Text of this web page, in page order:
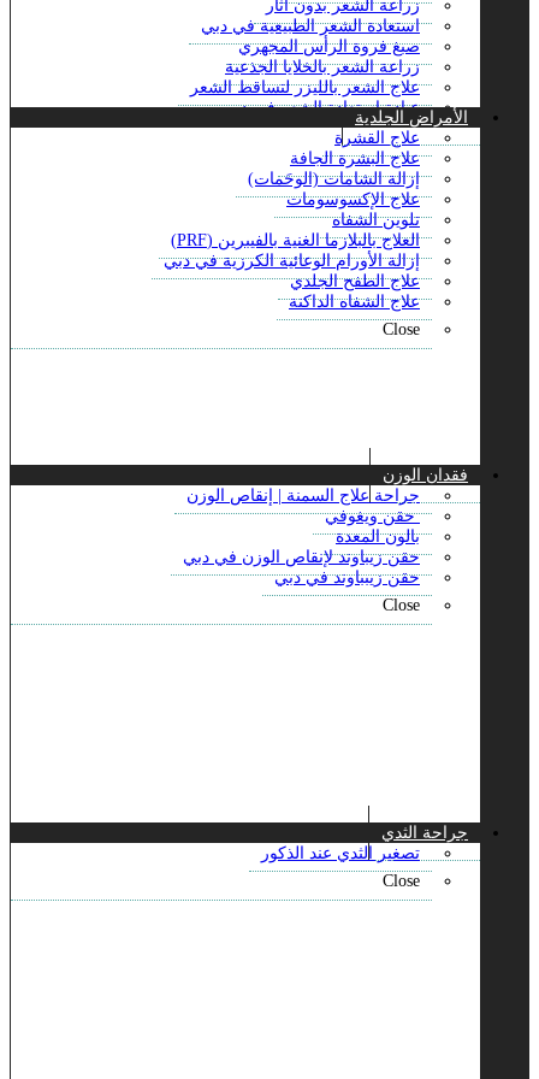
علاج ندبات حب الشباب بالليزر
علاجات مكافحة الشيخوخة
علاج حب الشباب
علاج ديرمابين
علاج فرط التعرق
علاج الترددات الراديوية
Close
زراعة الشعر بدون آثار
استعادة الشعر الطبيعية في دبي
صبغ فروة الرأس المجهري
زراعة الشعر بالخلايا الجذعية
علاج الشعر بالليزر لتساقط الشعر
عيادة استعادة الشعر في دبي
علاج الصلع للذكور
زراعة شعر الجسم
العلاج الطبيعي لخط الشعر
الخط الأمامي لتصفيف الشعر
زراعة شعر السوالف
علاج تساقط الشعر ACell PRP
زراعة الشعر بالاقتطاف
زراعة الشعر بالشريحة
زراعة الشعر المباشر
علاج جي اف سي للشعر في دبي
زراعة الشعر بالمنظار
علاج الثعلبة البقعية
Close
الأمراض الجلدية
علاج القشرة
علاج البشرة الجافة
إزالة الشامات (الوحَمات)
علاج الإكسوسومات
تلوين الشفاه
العلاج بالبلازما الغنية بالفيبرين (PRF)
إزالة الأورام الوعائية الكرزية في دبي
علاج الطفح الجلدي
علاج الشفاه الداكنة
Close
فقدان الوزن
جراحة علاج السمنة | إنقاص الوزن
حقن ويغوفي
بالون المعدة
حقن زيباوند لإنقاص الوزن في دبي
حقن زيبباوند في دبي
Close
جراحة الثدي
تصغير الثدي عند الذكور
Close